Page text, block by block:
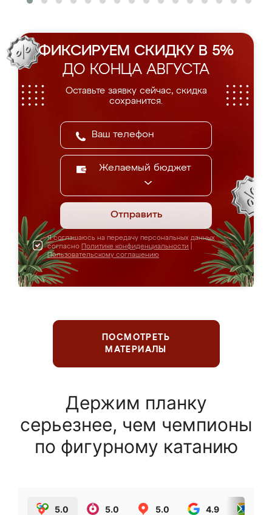
ФИКСИРУЕМ СКИДКУ В 5%
ДО КОНЦА АВГУСТА
Оставьте заявку сейчас, скидка
сохранится.
Желаемый бюджет
Отправить
Я соглашаюсь на передачу персональных данных
согласно Политике конфиденциальности
Пользовательскому соглашению
ПОСМОТРЕТЬ
МАТЕРИАЛЫ
Держим планку
серьезнее, чем чемпионы
по фигурному катанию
5.0 5.0 5.0 4.9